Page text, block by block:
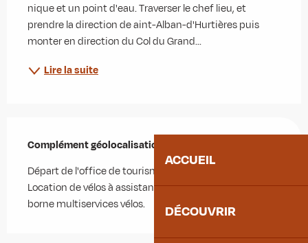
ACCUEIL
DÉCOUVRIR
nique et un point d'eau. Traverser le chef lieu, et
prendre la direction de aint-Alban-d'Hurtières puis
monter en direction du Col du Grand...
Lire la suite
Complément géolocalisation
Complément géolocalisation
Départ de l'office de tourisme. Parking à 100 m.
Location de vélos à assistance électrique sur place,
borne multiservices vélos.